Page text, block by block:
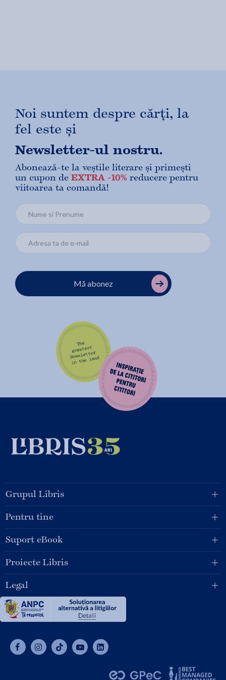
Noi suntem despre cărți, la
fel este și
Newsletter-ul nostru.
Abonează-te la veștile literare și primești
un cupon de EXTRA -10% reducere pentru
viitoarea ta comandă!
Mă abonez
Grupul Libris
Pentru tine
Suport eBook
Proiecte Libris
Legal